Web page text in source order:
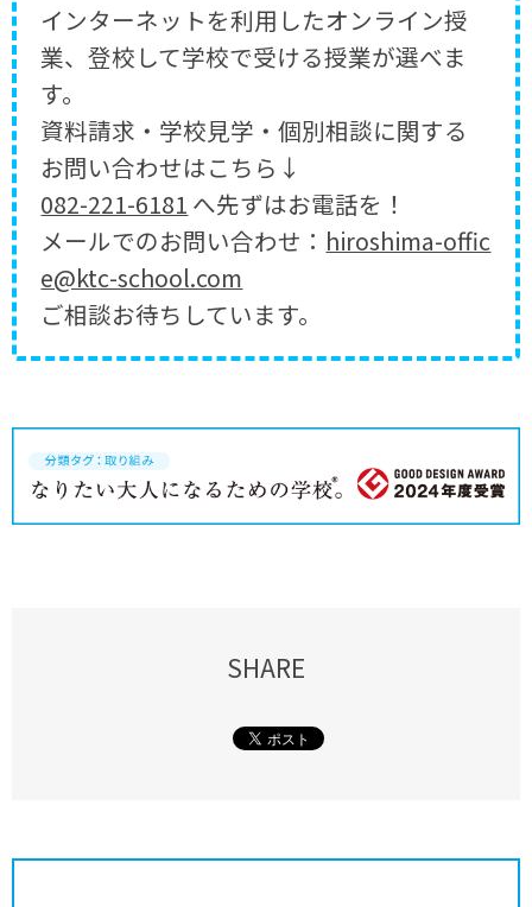
インターネットを利用したオンライン授
業、登校して学校で受ける授業が選べま
す。
資料請求・学校見学・個別相談に関する
お問い合わせはこちら↓
082-221-6181 へ先ずはお電話を！
メールでのお問い合わせ： hiroshima-offic
e@ktc-school.com
ご相談お待ちしています。
SHARE